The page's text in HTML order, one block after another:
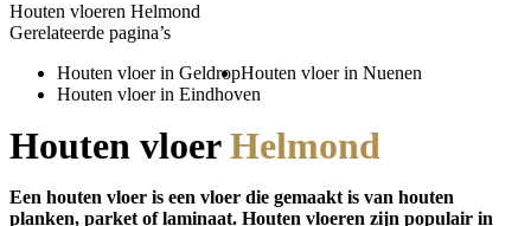
Houten vloeren Helmond
Gerelateerde pagina’s
Houten vloer in GeldropHouten vloer in Nuenen
Houten vloer in Eindhoven
Houten vloerHelmond
Een houten vloer is een vloer die gemaakt is van houten
planken, parket of laminaat. Houten vloeren zijn populair in